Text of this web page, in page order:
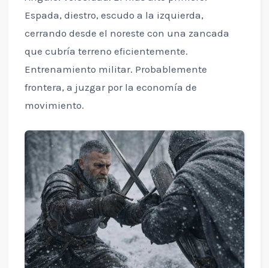
Espada, diestro, escudo a la izquierda,
cerrando desde el noreste con una zancada
que cubría terreno eficientemente.
Entrenamiento militar. Probablemente
frontera, a juzgar por la economía de
movimiento.